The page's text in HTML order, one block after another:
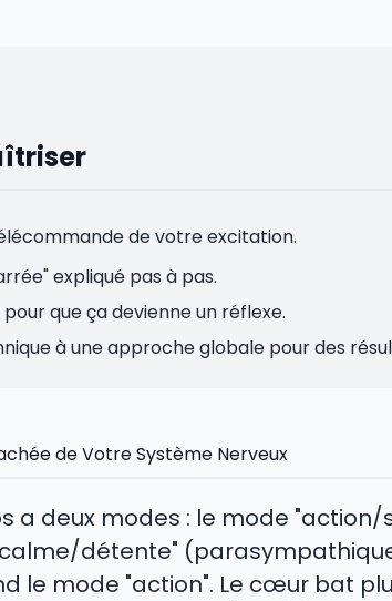
de votre excitation.
expliqué pas à pas.
que ça devienne un réflexe.
à une approche globale pour des
de Votre Système Nerveux
a deux modes : le mode "action/
détente"
le mode "action". Le cœur bat